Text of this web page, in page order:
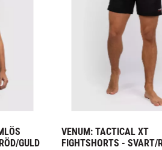
GULD
VENUM: TACTICAL XT
FIGHTSHORTS - SVART/